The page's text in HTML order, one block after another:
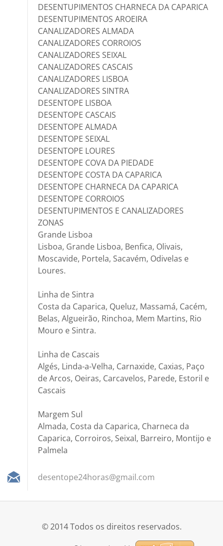
DESENTUPIMENTOS CHARNECA DA CAPARICA
DESENTUPIMENTOS AROEIRA
CANALIZADORES ALMADA
CANALIZADORES CORROIOS
CANALIZADORES SEIXAL
CANALIZADORES CASCAIS
CANALIZADORES LISBOA
CANALIZADORES SINTRA
DESENTOPE LISBOA
DESENTOPE CASCAIS
DESENTOPE ALMADA
DESENTOPE SEIXAL
DESENTOPE LOURES
DESENTOPE COVA DA PIEDADE
DESENTOPE COSTA DA CAPARICA
DESENTOPE CHARNECA DA CAPARICA
DESENTOPE CORROIOS
DESENTUPIMENTOS E CANALIZADORES
ZONAS
Grande Lisboa
Lisboa, Grande Lisboa, Benfica, Olivais,
Moscavide, Portela, Sacavém, Odivelas e
Loures.
Linha de Sintra
Costa da Caparica, Queluz, Massamá, Cacém,
Belas, Algueirão, Rinchoa, Mem Martins, Rio
Mouro e Sintra.
Linha de Cascais
Algés, Linda-a-Velha, Carnaxide, Caxias, Paço
de Arcos, Oeiras, Carcavelos, Parede, Estoril e
Cascais
Margem Sul
Almada, Costa da Caparica, Charneca da
Caparica, Corroiros, Seixal, Barreiro, Montijo e
Palmela
desentope24horas@gmail.com
© 2014 Todos os direitos reservados.